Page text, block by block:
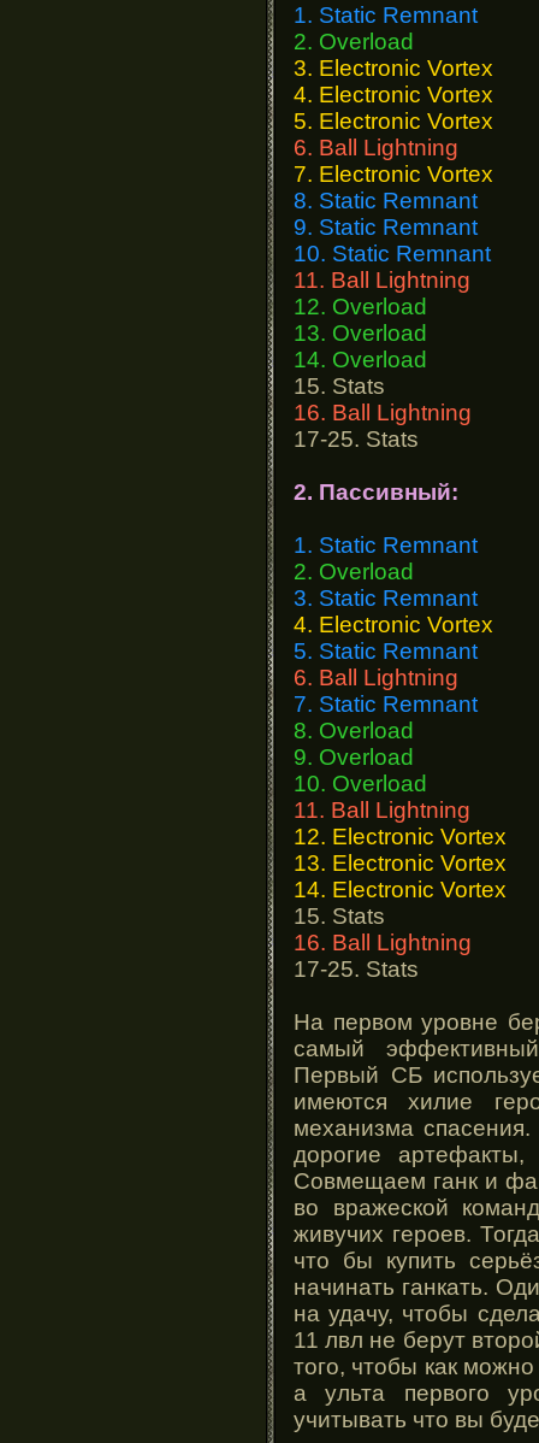
1. Static Remnant
2. Overload
3. Electronic Vortex
4. Electronic Vortex
5. Electronic Vortex
6. Ball Lightning
7. Electronic Vortex
8. Static Remnant
9. Static Remnant
10. Static Remnant
11. Ball Lightning
12. Overload
13. Overload
14. Overload
15. Stats
16. Ball Lightning
17-25. Stats
2. Пассивный:
1. Static Remnant
2. Overload
3. Static Remnant
4. Electronic Vortex
5. Static Remnant
6. Ball Lightning
7. Static Remnant
8. Overload
9. Overload
10. Overload
11. Ball Lightning
12. Electronic Vortex
13. Electronic Vortex
14. Electronic Vortex
15. Stats
16. Ball Lightning
17-25. Stats
На первом уровне
самый
Первый СБ
имеются хилие
механизма
дорогие
Совмещаем ганк и
во вражеской
живучих героев.
что бы купить
начинать ганкать.
на удачу, чтобы
11 лвл не берут
того, чтобы как
а ульта первого
учитывать что вы